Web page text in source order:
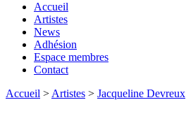
Accueil
Artistes
News
Adhésion
Espace membres
Contact
Accueil > Artistes > Jacqueline Devreux